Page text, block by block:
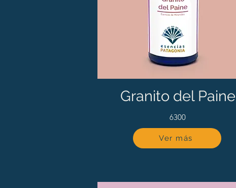
Granito del Paine
6300
Ver más